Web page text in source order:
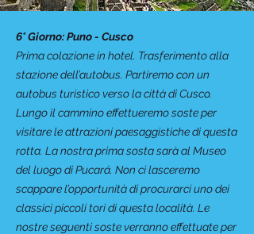
6° Giorno: Puno - Cusco
Prima colazione in hotel. Trasferimento alla
stazione dell’autobus. Partiremo con un
autobus turistico verso la città di Cusco.
Lungo il cammino effettueremo soste per
visitare le attrazioni paesaggistiche di questa
rotta. La nostra prima sosta sarà al Museo
del luogo di Pucará. Non ci lasceremo
scappare l’opportunità di procurarci uno dei
classici piccoli tori di questa località. Le
nostre seguenti soste verranno effettuate per